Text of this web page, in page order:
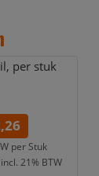
per stuk
per Stuk
incl. 21% BTW